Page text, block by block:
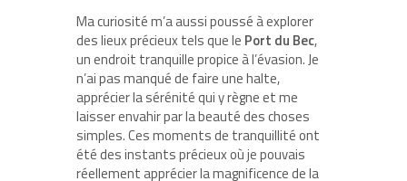
Ma curiosité m’a aussi poussé à explorer
des lieux précieux tels que le Port du Bec,
un endroit tranquille propice à l’évasion. Je
n’ai pas manqué de faire une halte,
apprécier la sérénité qui y règne et me
laisser envahir par la beauté des choses
simples. Ces moments de tranquillité ont
été des instants précieux où je pouvais
réellement apprécier la magnificence de la